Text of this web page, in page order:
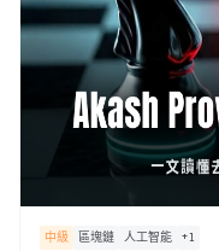
中級 區塊鏈 人工智能 +1